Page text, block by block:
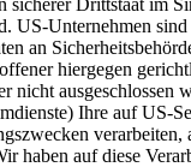
sicherer Drittstaat im
US-Unternehmen
an
hiergegen
nicht ausgeschlossen
Ihre auf US-
verarbeiten,
haben auf diese